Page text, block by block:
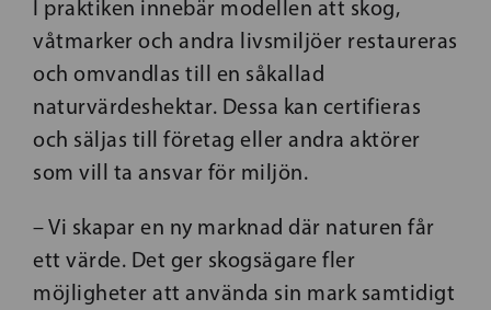
I praktiken innebär modellen att skog,
våtmarker och andra livsmiljöer restaureras
och omvandlas till en såkallad
naturvärdeshektar. Dessa kan certifieras
och säljas till företag eller andra aktörer
som vill ta ansvar för miljön.
– Vi skapar en ny marknad där naturen får
ett värde. Det ger skogsägare fler
möjligheter att använda sin mark samtidigt